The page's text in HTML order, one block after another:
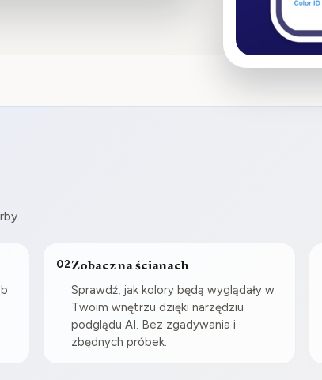
02 Zobacz na ścianach
Sprawdź, jak kolory będą wyglądały w
Twoim wnętrzu dzięki narzędziu
podglądu AI. Bez zgadywania i
zbędnych próbek.